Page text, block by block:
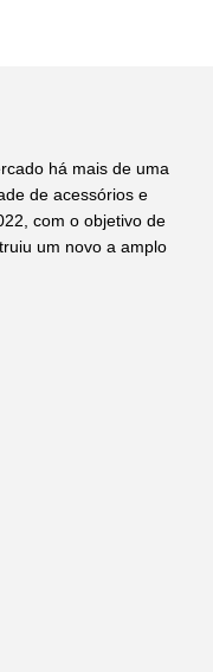
há mais de uma
de acessórios e
com o objetivo de
um novo a amplo